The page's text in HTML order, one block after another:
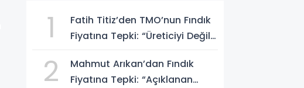
1
Fatih Titiz’den TMO’nun Fındık
Fiyatına Tepki: “Üreticiyi Değil,
2
Mahmut Arıkan’dan Fındık
Fiyatına Tepki: “Açıklanan